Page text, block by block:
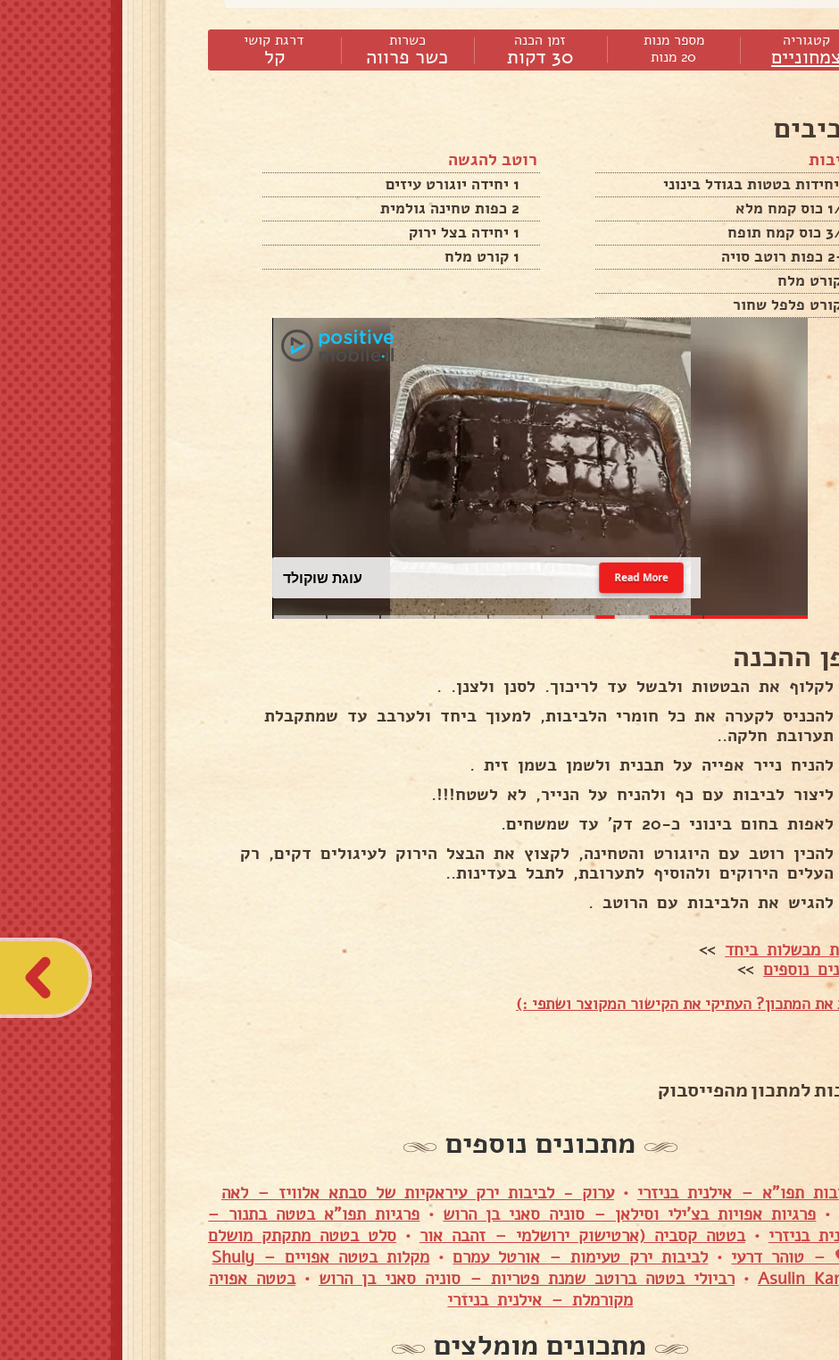
קטגוריה
מספר מנות
20 מנות
זמן הכנה
30 דקות
כשרות
כשר פרווה
דרגת קושי
קל
מלא
תופח
סויה
רוטב להגשה
1 יחידה יוגורט עיזים
2 כפות טחינה גולמית
1 יחידה בצל ירוק
1 קורט מלח
עוגת שוקולד Read More
ההכנה
לקלוף את הבטטות ולבשל עד לריכוך. לסנן ולצנן. .
להכניס לקערה את כל חומרי הלביבות, למעוך ביחד ולערבב עד שמתקבלת
תערובת חלקה..
להניח נייר אפייה על תבנית ולשמן בשמן זית .
ליצור לביבות עם כף ולהניח על הנייר, לא לשטח!!!.
לאפות בחום בינוני כ-20 דק' עד שמשחים.
להכין רוטב עם היוגורט והטחינה, לקצוץ את הבצל הירוק לעיגולים דקים, רק
העלים הירוקים ולהוסיף לתערובת, לתבל בעדינות..
להגיש את הלביבות עם הרוטב .
מבשלות ביחד >>
נוספים>>
המתכון? העתיקי את הקישור המקוצר ושתפי :)
למתכון מהפייסבוק
מתכונים נוספים
תפו"א – אילנית בניזרי •ערוק - לביבות ירק עיראקיות של סבתא אלוויז – לאה
• פרגיות אפויות בצ'ילי וסילאן – סוניה סאני בן הרוש • פרגיות תפו"א בטטה בתנור –
בניזרי •בטטה קסביה (ארטישוק ירושלמי – זהבה אור •סלט בטטה מתקתק מושלם
– טוהר דרעי • לביבות ירק טעימות – אורטל עמרם•
מקלות בטטה אפויים – Shuly
Asulin
•רביולי בטטה ברוטב שמנת פטריות – סוניה סאני בן הרוש •בטטה אפויה
מקורמלת – אילנית בניזרי
מתכונים מומלצים